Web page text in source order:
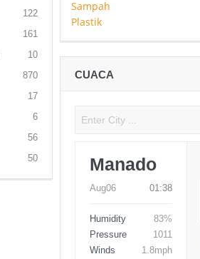
122
161
10
870
17
6
56
50
CUACA
Manado
Aug06 01:38
Humidity
83%
Pressure
1011
Winds
1.8mph